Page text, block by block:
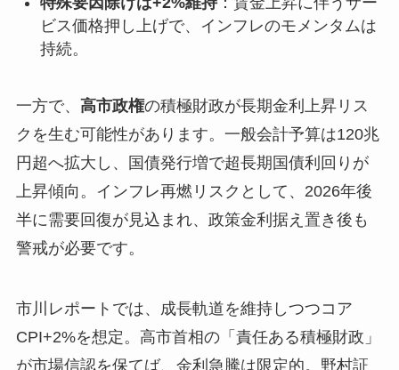
ビス価格押し上げで、インフレのモメンタムは
持続。
一方で、 高市政権の積極財政が長期金利上昇リス
クを生む可能性があります。一般会計予算は120兆
円超へ拡大し、国債発行増で超長期国債利回りが
上昇傾向。インフレ再燃リスクとして、2026年後
半に需要回復が見込まれ、政策金利据え置き後も
警戒が必要です。
市川レポートでは、成長軌道を維持しつつコア
CPI+2%を想定。高市首相の「責任ある積極財政」
が市場信認を保てば、金利急騰は限定的。野村証